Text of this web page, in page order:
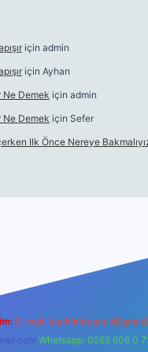
için admin
için Ayhan
Ne Demek için admin
Ne Demek için Sefer
Ilk Önce Nereye
E-mail:
Whatsapp: 0262 606 0